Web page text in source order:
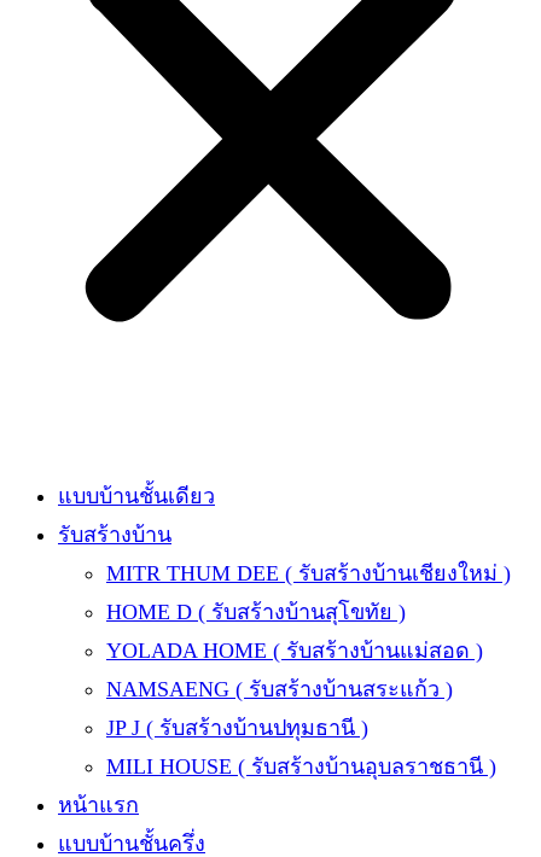
แบบบ้านชั้นเดียว
รับสร้างบ้าน
MITR THUM DEE ( รับสร้างบ้านเชียงใหม่ )
HOME D ( รับสร้างบ้านสุโขทัย )
YOLADA HOME ( รับสร้างบ้านแม่สอด )
NAMSAENG ( รับสร้างบ้านสระแก้ว )
JP J ( รับสร้างบ้านปทุมธานี )
MILI HOUSE ( รับสร้างบ้านอุบลราชธานี )
หน้าแรก
แบบบ้านชั้นครึ่ง